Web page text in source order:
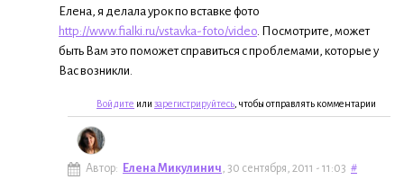
Елена, я делала урок по вставке фото
http://www.fialki.ru/vstavka-foto/video . Посмотрите, может
быть Вам это поможет справиться с проблемами, которые у
Вас возникли.
Войдите или зарегистрируйтесь , чтобы отправлять комментарии
Автор: Елена Микулинич, 30 сентября, 2011 - 11:03 #